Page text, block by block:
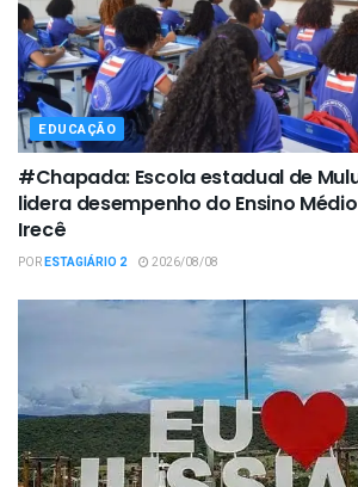
EDUCAÇÃO
#Chapada: Escola estadual de
lidera desempenho do Ensino
Irecê
PORESTAGIÁRIO 2 2026/08/08